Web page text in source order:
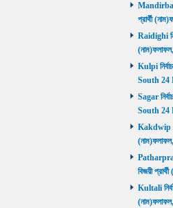
প্রার্থী
Raidighi
Kulpi
South 24
Sagar
South 24
Kakdwip
বিজয়ী
Kultali